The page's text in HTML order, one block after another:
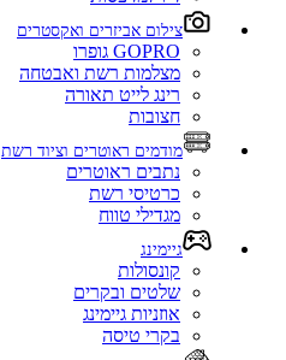
צילום אביזרים ואקסטרים
GOPRO גופרו
מצלמות רשת ואבטחה
רינג לייט תאורה
חצובות
מודמים ראוטרים וציוד רשת
נתבים ראוטרים
כרטיסי רשת
מגדילי טווח
גיימינג
קונסולות
שלטים ובקרים
אוזניות גיימינג
בקרי טיסה